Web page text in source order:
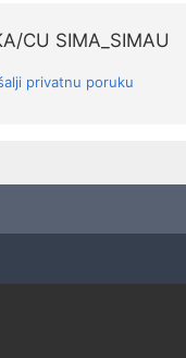
CU SIMA_SIMAU
privatnu poruku